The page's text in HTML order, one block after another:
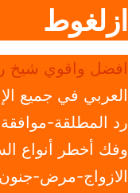
ازلغوط
افضل واقوي شيخ
العربي في جميع
رد المطلقة-
وفك أخطر أنواع
الازواج-مرض-